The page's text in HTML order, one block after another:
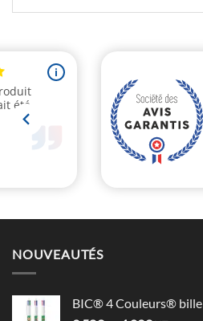
NOUVEAUTÉS
BIC® 4 Couleurs® bille